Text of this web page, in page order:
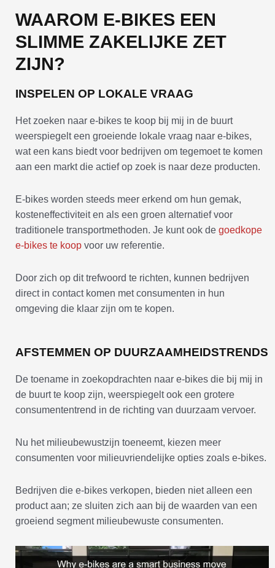
WAAROM E-BIKES EEN
SLIMME ZAKELIJKE ZET
ZIJN?
INSPELEN OP LOKALE VRAAG
Het zoeken naar e-bikes te koop bij mij in de buurt
weerspiegelt een groeiende lokale vraag naar e-bikes,
wat een kans biedt voor bedrijven om tegemoet te komen
aan een markt die actief op zoek is naar deze producten.
E-bikes worden steeds meer erkend om hun gemak,
kosteneffectiviteit en als een groen alternatief voor
traditionele transportmethoden. Je kunt ook de goedkope
e-bikes te koop voor uw referentie.
Door zich op dit trefwoord te richten, kunnen bedrijven
direct in contact komen met consumenten in hun
omgeving die klaar zijn om te kopen.
AFSTEMMEN OP DUURZAAMHEIDSTRENDS
De toename in zoekopdrachten naar e-bikes die bij mij in
de buurt te koop zijn, weerspiegelt ook een grotere
consumententrend in de richting van duurzaam vervoer.
Nu het milieubewustzijn toeneemt, kiezen meer
consumenten voor milieuvriendelijke opties zoals e-bikes.
Bedrijven die e-bikes verkopen, bieden niet alleen een
product aan; ze sluiten zich aan bij de waarden van een
groeiend segment milieubewuste consumenten.